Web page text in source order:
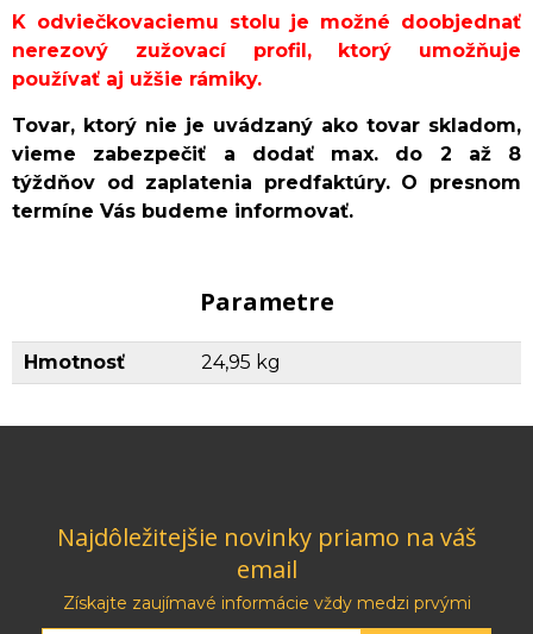
K odviečkovaciemu stolu je možné doobjednať
nerezový zužovací profil, ktorý umožňuje
používať aj užšie rámiky.
Tovar, ktorý nie je uvádzaný ako tovar skladom,
vieme zabezpečiť a dodať max. do 2 až 8
týždňov od zaplatenia predfaktúry. O presnom
termíne Vás budeme informovať.
Parametre
Hmotnosť 24,95 kg
Najdôležitejšie novinky priamo na váš
email
Získajte zaujímavé informácie vždy medzi prvými